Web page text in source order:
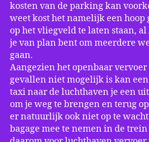
kosten van de parking kan
weet kost het namelijk een hoop
op het vliegveld te laten staan,
je van plan bent om meerdere
gaan.
Aangezien het openbaar
gevallen niet mogelijk is kan
taxi naar de luchthaven je een
om je weg te brengen en terug
er natuurlijk ook niet op te
bagage mee te nemen in de